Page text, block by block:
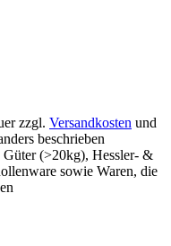
zzgl. Versandkosten und
beschrieben
Güter (>20kg), Hessler- &
sowie Waren, die